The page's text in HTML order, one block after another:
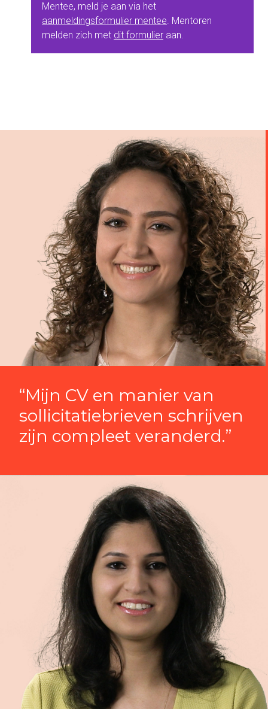
Mentee, meld je aan via het
aanmeldingsformulier mentee. Mentoren
melden zich met dit formulier aan.
“Mijn CV en manier van
sollicitatiebrieven schrijven
zijn compleet veranderd.”